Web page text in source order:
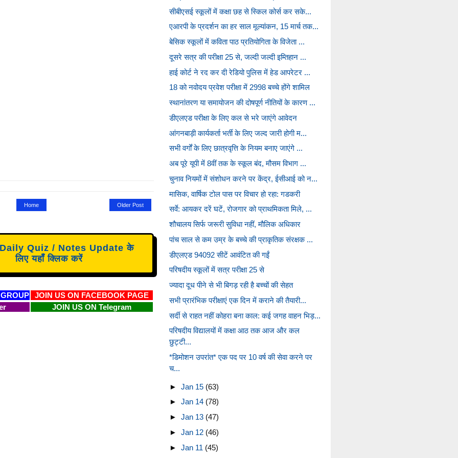
Older Post
Home
Quiz / Notes Update के
लिए यहाँ क्लिक करें
JOIN US ON FACEBOOK PAGE
JOIN US ON Telegram
सीबीएसई स्कूलों में कक्षा छह से स्किल कोर्स कर सके...
एआरपी के प्रदर्शन का हर साल मूल्यांकन, 15 मार्च तक...
बेसिक स्कूलों में कविता पाठ प्रतियोगिता के विजेता ...
दूसरे सत्र की परीक्षा 25 से, जल्दी जल्दी इम्तिहान ...
हाई कोर्ट ने रद कर दी रेडियो पुलिस में हेड आपरेटर ...
18 को नवोदय प्रवेश परीक्षा में 2998 बच्चे होंगे शामिल
स्थानांतरण या समायोजन की दोषपूर्ण नीतियों के कारण ...
डीएलएड परीक्षा के लिए कल से भरे जाएंगे आवेदन
आंगनबाड़ी कार्यकर्ता भर्ती के लिए जल्द जारी होगी म...
सभी वर्गों के लिए छात्रवृत्ति के नियम बनाए जाएंगे ...
अब पूरे यूपी में 8वीं तक के स्कूल बंद, मौसम विभाग ...
चुनाव नियमों में संशोधन करने पर केंद्र, ईसीआई को न...
मासिक, वार्षिक टोल पास पर विचार हो रहा: गडकरी
सर्वे: आयकर दरें घटें, रोजगार को प्राथमिकता मिले, ...
शौचालय सिर्फ जरूरी सुविधा नहीं, मौलिक अधिकार
पांच साल से कम उम्र के बच्चे की प्राकृतिक संरक्षक ...
डीएलएड 94092 सीटें आवंटित की गईं
परिषदीय स्कूलों में सत्र परीक्षा 25 से
ज्यादा दूध पीने से भी बिगड़ रही है बच्चों की सेहत
सभी प्रारंभिक परीक्षाएं एक दिन में कराने की तैयारी...
सर्दी से राहत नहीं कोहरा बना काल: कई जगह वाहन भिड़...
परिषदीय विद्यालयों में कक्षा आठ तक आज और कल
छुट्टी...
*डिमोशन उपरांत* एक पद पर 10 वर्ष की सेवा करने पर
च...
► Jan 15 (63)
► Jan 14 (78)
► Jan 13 (47)
► Jan 12 (46)
► Jan 11 (45)